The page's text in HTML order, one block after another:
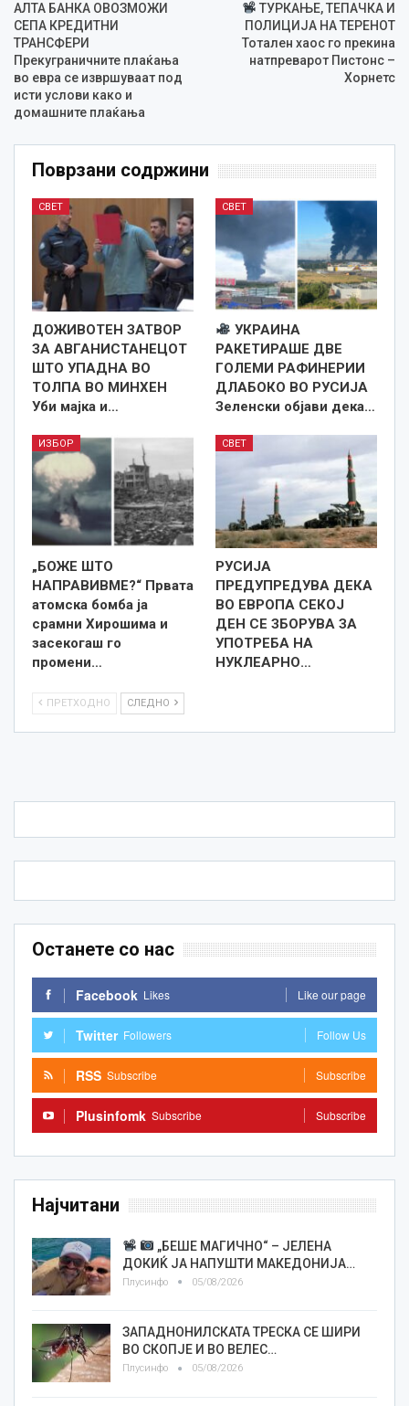
АЛТА БАНКА ОВОЗМОЖИ
СЕПА КРЕДИТНИ
ТРАНСФЕРИ
Прекуграничните плаќања
во евра се извршуваат под
исти услови како и
домашните плаќања
ТУРКАЊЕ, ТЕПАЧКА И
ПОЛИЦИЈА НА ТЕРЕНОТ
Тотален хаос го прекина
натпреварот Пистонс –
Хорнетс
Поврзани содржини
СВЕТ
ДОЖИВОТЕН ЗАТВОР
ЗА АВГАНИСТАНЕЦОТ
ШТО УПАДНА ВО
ТОЛПА ВО МИНХЕН
Уби мајка и…
СВЕТ
УКРАИНА
РАКЕТИРАШЕ ДВЕ
ГОЛЕМИ РАФИНЕРИИ
ДЛАБОКО ВО РУСИЈА
Зеленски објави дека…
ИЗБОР
„БОЖЕ ШТО
НАПРАВИВМЕ?“ Првата
атомска бомба ја
срамни Хирошима и
засекогаш го
промени…
СВЕТ
РУСИЈА
ПРЕДУПРЕДУВА ДЕКА
ВО ЕВРОПА СЕКОЈ
ДЕН СЕ ЗБОРУВА ЗА
УПОТРЕБА НА
НУКЛЕАРНО…
ПРЕТХОДНО СЛЕДНО
Останете со нас
Facebook Likes Like our page
Twitter Followers Follow Us
RSS Subscribe Subscribe
Plusinfomk Subscribe Subscribe
Најчитани
„БЕШЕ МАГИЧНО“ – ЈЕЛЕНА
ДОКИЌ ЈА НАПУШТИ МАКЕДОНИЈА…
Плусинфо 05/08/2026
ЗАПАДНОНИЛСКАТА ТРЕСКА СЕ ШИРИ
ВО СКОПЈЕ И ВО ВЕЛЕС…
Плусинфо 05/08/2026